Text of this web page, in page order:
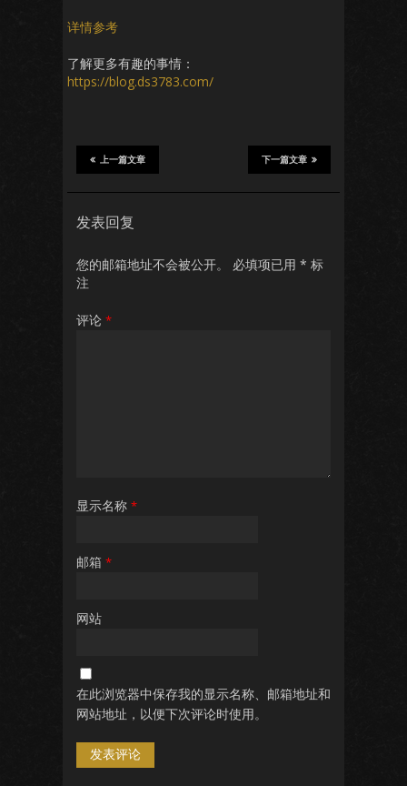
详情参考
了解更多有趣的事情：
https://blog.ds3783.com/
下一篇文章
上一篇文章
发表回复
您的邮箱地址不会被公开。 必填项已用 * 标
注
评论 *
显示名称 *
邮箱 *
网站
在此浏览器中保存我的显示名称、邮箱地址和
网站地址，以便下次评论时使用。